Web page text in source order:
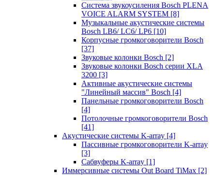
Система звукоусиления Bosch PLENA
VOICE ALARM SYSTEM [8]
Музыкальные акустические системы
Bosch LB6/ LC6/ LP6 [10]
Корпусные громкоговорители Bosch
[37]
Звуковые колонки Bosch [2]
Звуковые колонки Bosch серии XLA
3200 [3]
Активные акустические системы
"Линейный массив" Bosch [4]
Панельные громкоговорители Bosch
[4]
Потолочные громкоговорители Bosch
[41]
Акустические системы K-array [4]
Пассивные громкоговорители K-array
[3]
Сабвуферы K-array [1]
Иммерсивные системы Out Board TiMax [2]